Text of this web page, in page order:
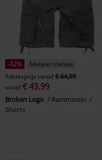
-32%
Metalen details
Adviesprijs vanaf€ 64,99
vanaf€ 43,99
Broken Logo
Rammstein
Shorts